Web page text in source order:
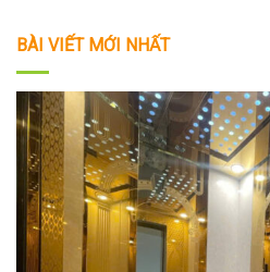
BÀI VIẾT MỚI NHẤT